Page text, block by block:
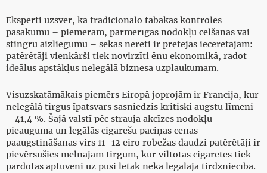
Eksperti uzsver, ka tradicionālo tabakas kontroles
pasākumu – piemēram, pārmērīgas nodokļu celšanas vai
stingru aizliegumu – sekas nereti ir pretējas iecerētajam:
patērētāji vienkārši tiek novirzīti ēnu ekonomikā, radot
ideālus apstākļus nelegālā biznesa uzplaukumam.
Visuzskatāmākais piemērs Eiropā joprojām ir Francija, kur
nelegālā tirgus īpatsvars sasniedzis kritiski augstu līmeni
– 41,4 %. Šajā valstī pēc strauja akcīzes nodokļu
pieauguma un legālās cigarešu paciņas cenas
paaugstināšanas virs 11–12 eiro robežas daudzi patērētāji ir
pievērsušies melnajam tirgum, kur viltotas cigaretes tiek
pārdotas aptuveni uz pusi lētāk nekā legālajā tirdzniecībā.